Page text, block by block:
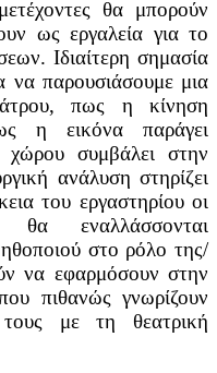
θα μπορούν
ως εργαλεία για το
Ιδιαίτερη σημασία
να παρουσιάσουμε μια
πως η κίνηση
η εικόνα παράγει
συμβάλει στην
ανάλυση στηρίζει
του εργαστηρίου οι
θα εναλλάσσονται
στο ρόλο της/
να εφαρμόσουν στην
πιθανώς γνωρίζουν
με τη θεατρική